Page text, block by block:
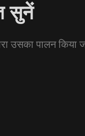
सुनें
उसका पालन